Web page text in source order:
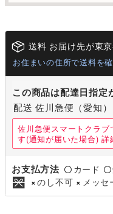
送料 お届け先が東
お住まいの住所で送料を
この商品は配達日指定
配送 佐川急便（愛知）
佐川急便スマートクラブ
す(通知が届いた場合) 詳
お支払方法 〇 カード 〇
× のし不可 × メッセ